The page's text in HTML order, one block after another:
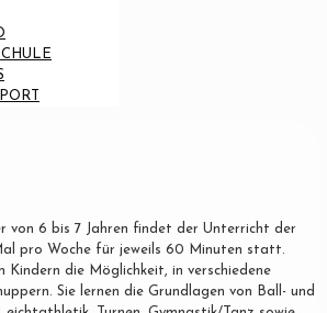
von 6 bis 7 Jahren findet der Unterricht der
pro Woche für jeweils 60 Minuten statt.
Kindern die Möglichkeit, in verschiedene
Sie lernen die Grundlagen von Ball- und